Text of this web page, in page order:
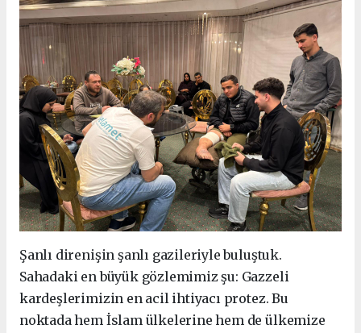
Şanlı direnişin şanlı gazileriyle buluştuk.
Sahadaki en büyük gözlemimiz şu: Gazzeli
kardeşlerimizin en acil ihtiyacı protez. Bu
noktada hem İslam ülkelerine hem de ülkemize